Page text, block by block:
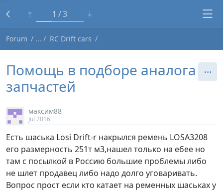
1 3
Forum RC Drift cars
Помощь в подборе аналога
запчастей
максим88
Jul 2016
Есть шаська Losi Drift-r накрылся ремень LOSA3208
его размерность 251т м3,нашел только на ебее но
там с посылкой в Россию большие проблемы либо
не шлет продавец либо надо долго уговаривать.
Вопрос прост если кто катает на ременных шаськах у